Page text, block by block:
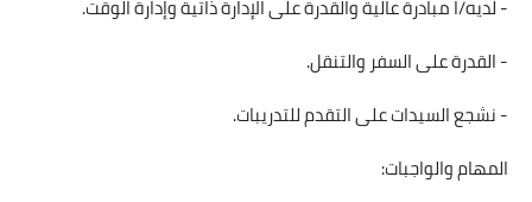
- لديه/ا مبادرة عالية والقدرة على الإدارة ذاتية وإدارة الوقت.
- القدرة على السفر والتنقل.
- نشجع السيدات على التقدم للتدريبات.
المهام والواجبات: